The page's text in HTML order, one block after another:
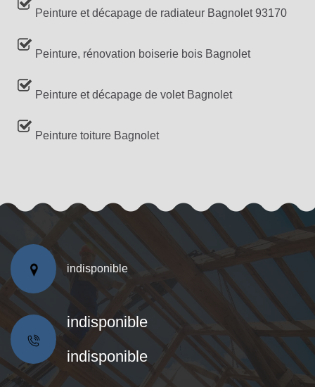
Peinture et décapage de radiateur Bagnolet 93170
Peinture, rénovation boiserie bois Bagnolet
Peinture et décapage de volet Bagnolet
Peinture toiture Bagnolet
indisponible
indisponible
indisponible